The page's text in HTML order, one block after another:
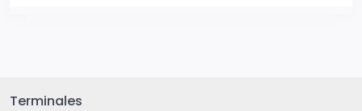
Terminales